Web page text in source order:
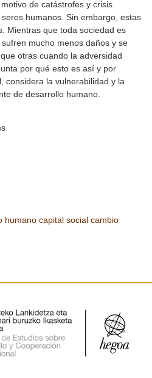
de catástrofes y crisis
humanos. Sin embargo, estas
Mientras que toda sociedad es
mucho menos daños y se
otras cuando la adversidad
por qué esto es así y por
considera la vulnerabilidad y la
de desarrollo humano.
humano capital social cambio